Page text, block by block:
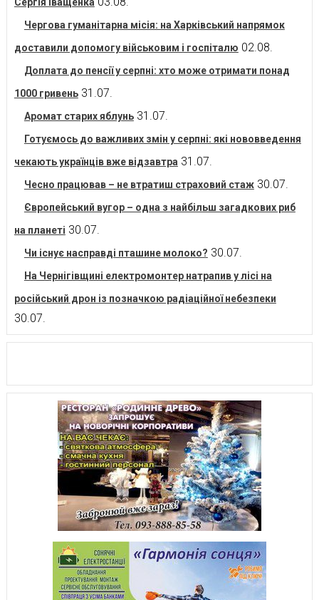
Чергова гуманітарна місія: на Харківський напрямок
доставили допомогу військовим і госпіталю 02.08.
Доплата до пенсії у серпні: хто може отримати понад
1000 гривень 31.07.
Аромат старих яблунь 31.07.
Готуємось до важливих змін у серпні: які нововведення
чекають українців вже відзавтра 31.07.
Чесно працював – не втратиш страховий стаж 30.07.
Європейський вугор – одна з найбільш загадкових риб
на планеті 30.07.
Чи існує насправді пташине молоко? 30.07.
На Чернігівщині електромонтер натрапив у лісі на
російський дрон із позначкою радіаційної небезпеки
30.07.